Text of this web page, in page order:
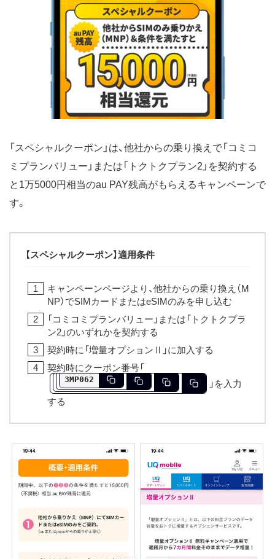
「スペシャルクーポン」は、他社からの乗り換えで「コミコ
ミプランバリュー」または「トクトクプラン2」を契約する
と1万5000円相当のau PAY残高がもらえるキャンペーンで
す。
【スペシャルクーポン】適用条件
キャンペーンページより、他社からの乗り換え（M
NP）でSIMカードまたはeSIMのみを申し込む
「コミコミプランバリュー」または「トクトクプラ
ン2」のいずれかを契約する
契約時に「増量オプションⅡ」に加入する
契約時にクーポン番号「
3MP062
」を入力
する